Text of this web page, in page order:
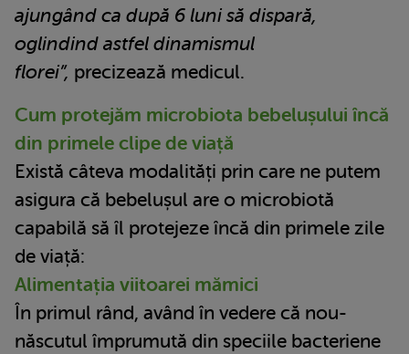
ajungând ca după 6 luni să dispară,
oglindind astfel dinamismul
florei”, precizează medicul.
Cum protejăm microbiota bebelușului încă
din primele clipe de viață
Există câteva modalități prin care ne putem
asigura că bebelușul are o microbiotă
capabilă să îl protejeze încă din primele zile
de viață:
Alimentația viitoarei mămici
În primul rând, având în vedere că nou-
născutul împrumută din speciile bacteriene